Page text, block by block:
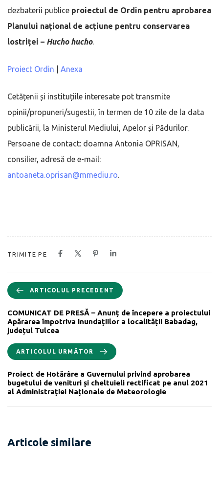
dezbaterii publice proiectul de Ordin pentru aprobarea
Planului național de acțiune pentru conservarea
lostriței – Hucho hucho.
Proiect Ordin Anexa
Cetățenii și instituțiile interesate pot transmite
opinii/propuneri/sugestii, în termen de 10 zile de la data
publicării, la Ministerul Mediului, Apelor și Pădurilor.
Persoane de contact: doamna Antonia OPRISAN,
consilier, adresă de e-mail:
antoaneta.oprisan@mmediu.ro.
TRIMITE PE
ARTICOLUL PRECEDENT
COMUNICAT DE PRESĂ – Anunț de începere a proiectului
Apărarea împotriva inundațiilor a localității Babadag,
județul Tulcea
ARTICOLUL URMĂTOR
Proiect de Hotărâre a Guvernului privind aprobarea
bugetului de venituri și cheltuieli rectificat pe anul 2021
al Administrației Naționale de Meteorologie
Articole similare